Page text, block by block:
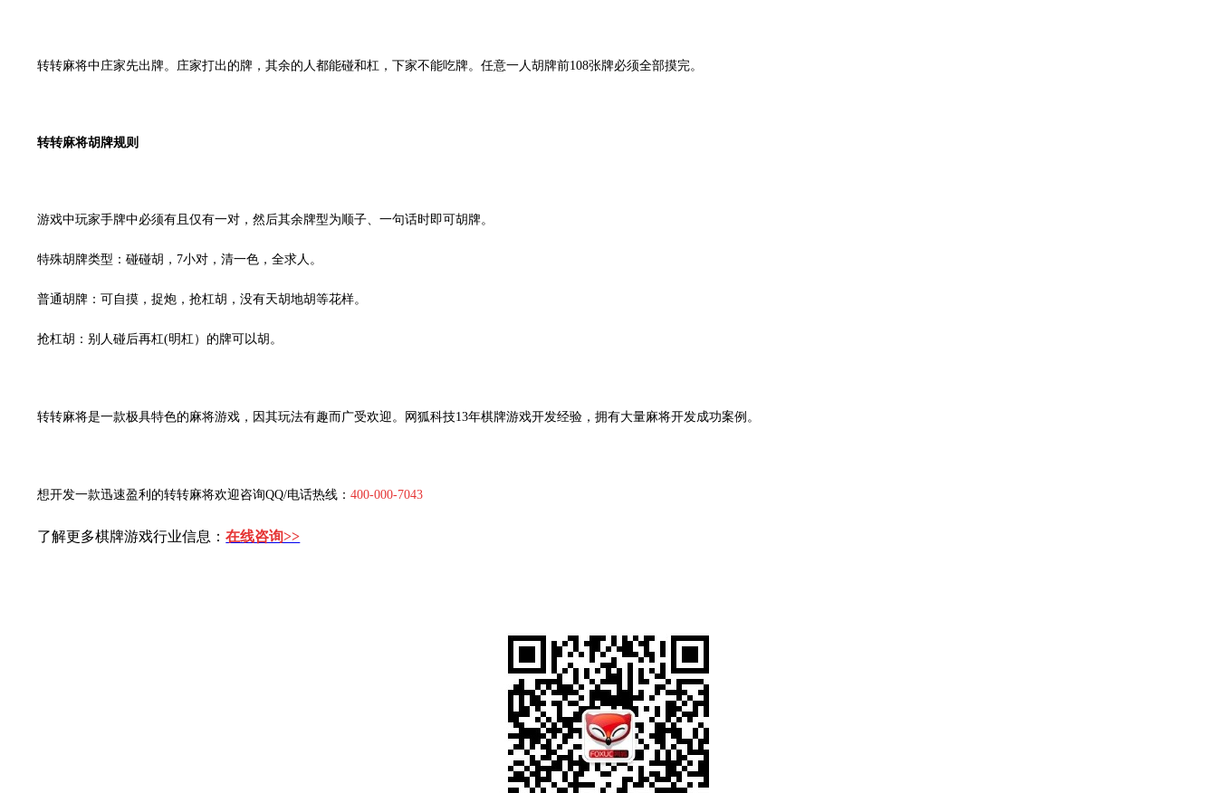
转转麻将中庄家先出牌。庄家打出的牌，其余的人都能碰和杠，下家不能吃牌。任意一人胡牌前108张牌必须全部摸完。
转转麻将胡牌规则
游戏中玩家手牌中必须有且仅有一对，然后其余牌型为顺子、一句话时即可胡牌。
特殊胡牌类型：碰碰胡， 7小对，清一色，全求人。
普通胡牌：可自摸，捉炮，抢杠胡，没有天胡地胡等花样。
抢杠胡：别人碰后再杠(明杠）的牌可以胡。
转转麻将是一款极具特色的麻将游戏，因其玩法有趣而广受欢迎。网狐科技13年棋牌游戏开发经验，拥有大量麻将开发成功案例。
想开发一款迅速盈利的转转麻将欢迎咨询QQ/电话热线：400-000-7043
了解更多棋牌游戏行业信息：在线咨询>>